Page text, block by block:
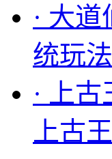
· 大道
统玩
·
上
上古